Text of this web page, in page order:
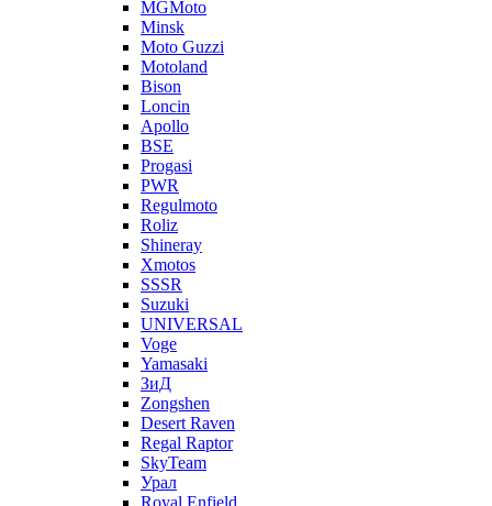
MGMoto
Minsk
Moto Guzzi
Motoland
Bison
Loncin
Apollo
BSE
Progasi
PWR
Regulmoto
Roliz
Shineray
Xmotos
SSSR
Suzuki
UNIVERSAL
Voge
Yamasaki
ЗиД
Zongshen
Desert Raven
Regal Raptor
SkyTeam
Урал
Royal Enfield